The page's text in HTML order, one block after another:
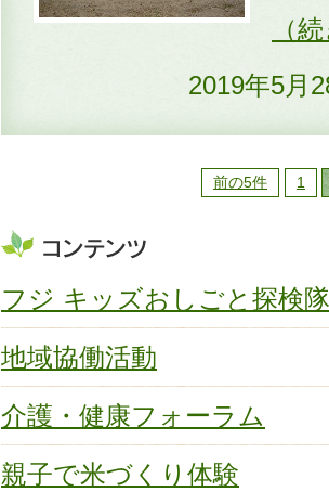
2019年5月
前の5件 1
フジ キッズおしごと探検隊
地域協働活動
介護・健康フォーラム
親子で米づくり体験